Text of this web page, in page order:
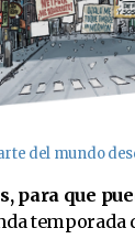
del mundo
para que
temporada